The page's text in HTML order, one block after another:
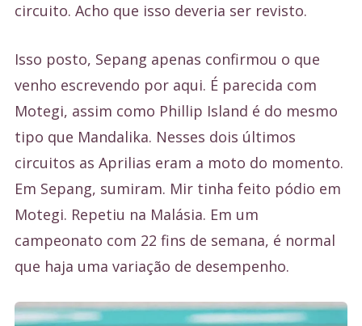
circuito. Acho que isso deveria ser revisto.
Isso posto, Sepang apenas confirmou o que
venho escrevendo por aqui. É parecida com
Motegi, assim como Phillip Island é do mesmo
tipo que Mandalika. Nesses dois últimos
circuitos as Aprilias eram a moto do momento.
Em Sepang, sumiram. Mir tinha feito pódio em
Motegi. Repetiu na Malásia. Em um
campeonato com 22 fins de semana, é normal
que haja uma variação de desempenho.